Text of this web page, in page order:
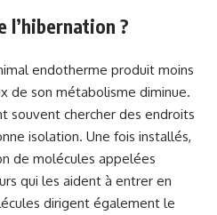
l’hibernation ?
endotherme produit moins
de son métabolisme diminue.
souvent chercher des endroits
isolation. Une fois installés,
de molécules appelées
qui les aident à entrer en
dirigent également le